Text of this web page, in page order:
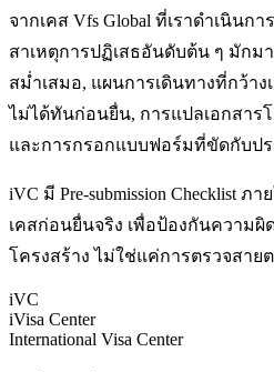
จากเคส Vfs Global ที่เราดำเนินก
สาเหตุการปฏิเสธอันดับต้น ๆ มักมา
สม่ำเสมอ, แผนการเดินทางที่กว้า
ไม่ได้ทันก่อนยื่น, การแปลเอกสาร
และการกรอกแบบฟอร์มที่ขัดกับปร
iVC มี Pre-submission Checklist
เคสก่อนยื่นจริง เพื่อป้องกันความผิ
โครงสร้าง ไม่ใช่แค่การตรวจสาย
iVC
iVisa Center
International Visa Center